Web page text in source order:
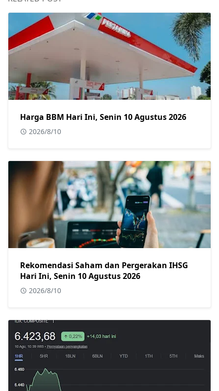
Harga BBM Hari Ini, Senin 10 Agustus 2026
2026/8/10
Rekomendasi Saham dan Pergerakan IHSG
Hari Ini, Senin 10 Agustus 2026
2026/8/10